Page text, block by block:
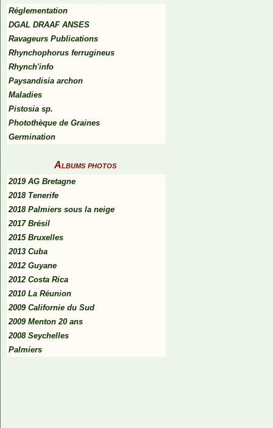
Réglementation
DGAL DRAAF ANSES
Ravageurs Publications
Rhynchophorus ferrugineus
Rhynch'info
Paysandisia archon
Maladies
Pistosia sp.
Photothèque de Graines
Germination
Albums photos
2019 AG Bretagne
2018 Tenerife
2018 Palmiers sous la neige
2017 Brésil
2015 Bruxelles
2013 Cuba
2012 Guyane
2012 Costa Rica
2010 La Réunion
2009 Californie du Sud
2009 Menton 20 ans
2008 Seychelles
Palmiers